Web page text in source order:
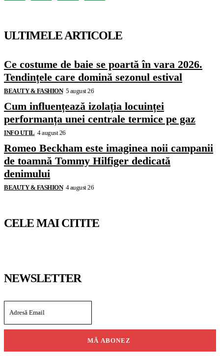
ULTIMELE ARTICOLE
Ce costume de baie se poartă în vara 2026.
Tendințele care domină sezonul estival
BEAUTY & FASHION 5 august 26
Cum influențează izolația locuinței
performanța unei centrale termice pe gaz
INFO UTIL 4 august 26
Romeo Beckham este imaginea noii campanii
de toamnă Tommy Hilfiger dedicată
denimului
BEAUTY & FASHION 4 august 26
CELE MAI CITITE
NEWSLETTER
MĂ ABONEZ